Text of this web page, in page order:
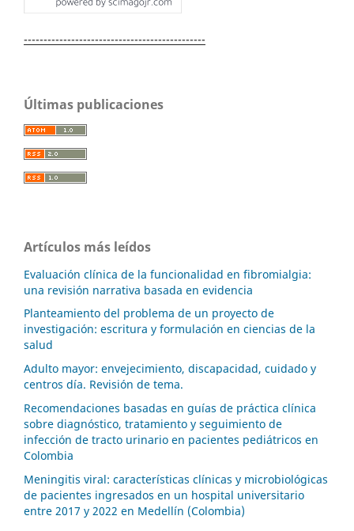
----------------------------------------------
Últimas publicaciones
Artículos más leídos
Evaluación clínica de la funcionalidad en fibromialgia:
una revisión narrativa basada en evidencia
Planteamiento del problema de un proyecto de
investigación: escritura y formulación en ciencias de la
salud
Adulto mayor: envejecimiento, discapacidad, cuidado y
centros día. Revisión de tema.
Recomendaciones basadas en guías de práctica clínica
sobre diagnóstico, tratamiento y seguimiento de
infección de tracto urinario en pacientes pediátricos en
Colombia
Meningitis viral: características clínicas y microbiológicas
de pacientes ingresados en un hospital universitario
entre 2017 y 2022 en Medellín (Colombia)